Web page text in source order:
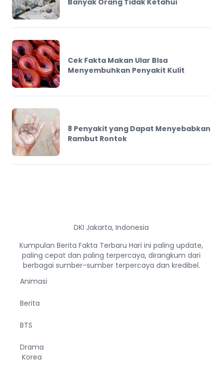
Banyak Orang Tidak Ketahui
Cek Fakta Makan Ular BIsa
Menyembuhkan Penyakit Kulit
8 Penyakit yang Dapat Menyebabkan
Rambut Rontok
DKI Jakarta, Indonesia
Kumpulan Berita Fakta Terbaru Hari ini paling update,
paling cepat dan paling terpercaya, dirangkum dari
berbagai sumber-sumber terpercaya dan kredibel.
Animasi
Berita
BTS
Drama
Korea